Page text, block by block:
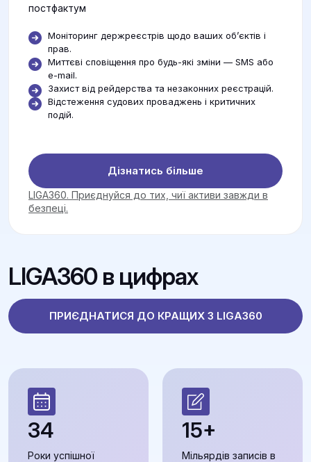
постфактум
Моніторинг держреєстрів щодо ваших об’єктів і
прав.
Миттєві сповіщення про будь-які зміни — SMS або
e-mail.
Захист від рейдерства та незаконних реєстрацій.
Відстеження судових проваджень і критичних
подій.
Дізнатись більше
LIGA360. Приєднуйся до тих, чиї активи завжди в
безпеці.
LIGA360 в цифрах
ПРИЄДНАТИСЯ ДО КРАЩИХ З LIGA360
34
Роки успішної
15+
Мільярдів записів в